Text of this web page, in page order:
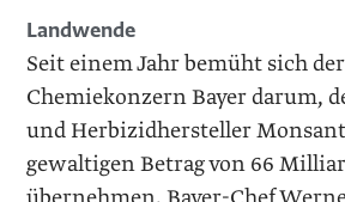
Landwende
Seit einem Jahr bemüht sich
Chemiekonzern Bayer darum,
und Herbizidhersteller
gewaltigen Betrag von 66